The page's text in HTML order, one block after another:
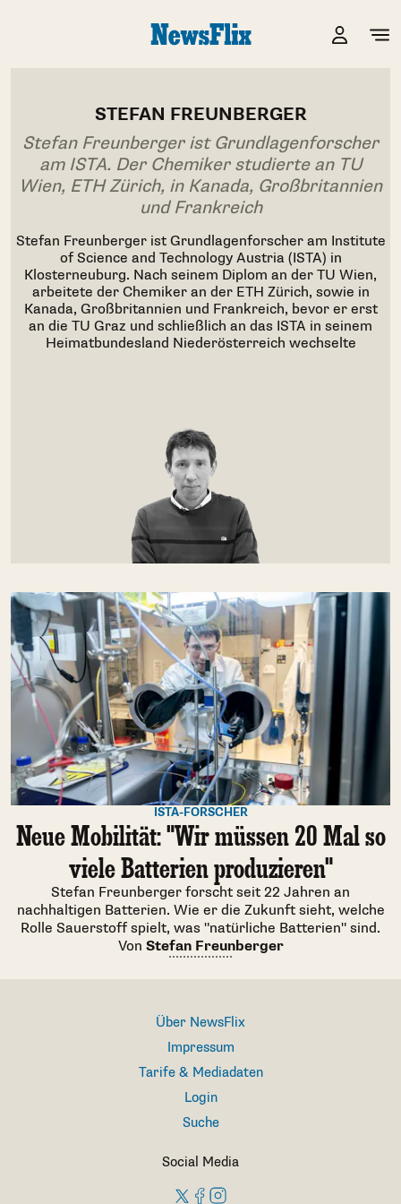
STEFAN FREUNBERGER
Stefan Freunberger ist Grundlagenforscher
am ISTA. Der Chemiker studierte an TU
Wien, ETH Zürich, in Kanada, Großbritannien
und Frankreich
Stefan Freunberger ist Grundlagenforscher am Institute
of Science and Technology Austria (ISTA) in
Klosterneuburg. Nach seinem Diplom an der TU Wien,
arbeitete der Chemiker an der ETH Zürich, sowie in
Kanada, Großbritannien und Frankreich, bevor er erst
an die TU Graz und schließlich an das ISTA in seinem
Heimatbundesland Niederösterreich wechselte
ISTA-FORSCHER
Neue Mobilität: "Wir müssen 20 Mal so
viele Batterien produzieren"
Stefan Freunberger forscht seit 22 Jahren an
nachhaltigen Batterien. Wie er die Zukunft sieht, welche
Rolle Sauerstoff spielt, was "natürliche Batterien" sind.
Von Stefan Freunberger
Über NewsFlix
Impressum
Tarife & Mediadaten
Login
Suche
Social Media